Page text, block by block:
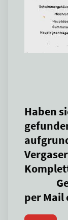
Haben
per Mail